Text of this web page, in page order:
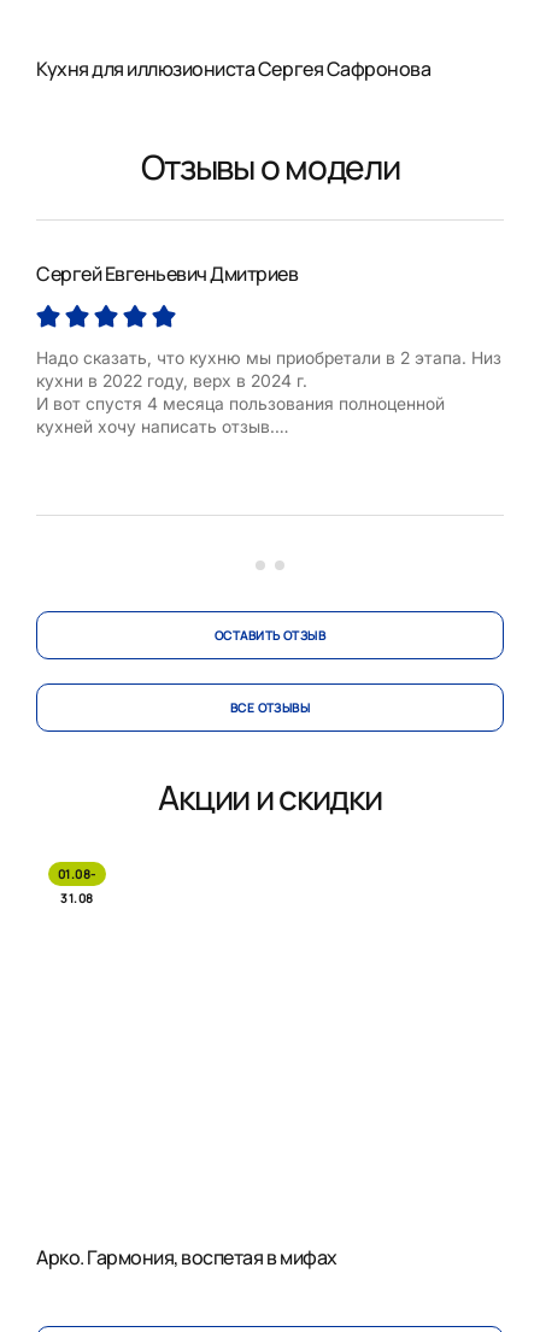
Кухня для иллюзиониста Сергея Сафронова
Отзывы о модели
Сергей Евгеньевич Дмитриев
Надо сказать, что кухню мы приобретали в 2 этапа. Низ
кухни в 2022 году, верх в 2024 г.
И вот спустя 4 месяца пользования полноценной
кухней хочу написать отзыв.
вернулись так же к Евгении. 12 октября был создан
ОСТАВИТЬ ОТЗЫВ
ВСЕ ОТЗЫВЫ
Акции и скидки
01.08-
31.08
Арко. Гармония, воспетая в мифах